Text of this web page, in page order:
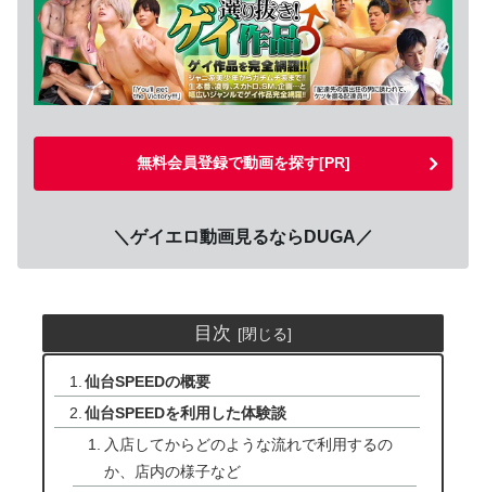
無料会員登録で動画を探す[PR]
＼ゲイエロ動画見るならDUGA／
目次
仙台SPEEDの概要
仙台SPEEDを利用した体験談
入店してからどのような流れで利用するの
か、店内の様子など